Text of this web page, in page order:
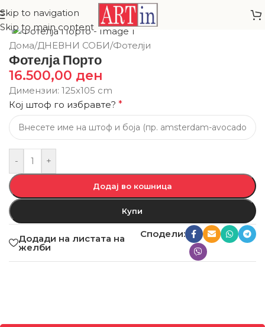
Skip to navigation
Skip to main content
Дома/ДНЕВНИ СОБИ/Фотелји
Фотелја Порто
16.500,00 ден
Димензии: 125х105 cm
Кој штоф го избравте? *
- +
Додај во кошница
Купи
Додади на листата на
желби
Сподели: